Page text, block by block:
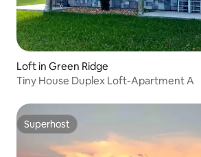
Loft in Green Ridge
Tiny House Duplex Loft-Apartment A
Superhost
Superhost